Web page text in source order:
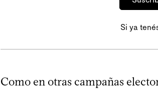
Si ya
Como en otras campañas